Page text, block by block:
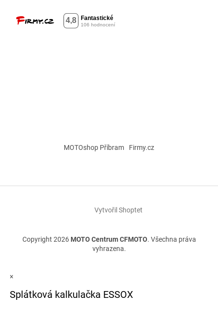
MOTOshop Příbram Firmy.cz
Vytvořil Shoptet
Copyright 2026 MOTO Centrum CFMOTO. Všechna práva
vyhrazena.
×
Splátková kalkulačka ESSOX